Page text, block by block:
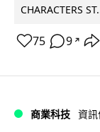
CHARACTERS
75 9 ↗
商業科技 資訊